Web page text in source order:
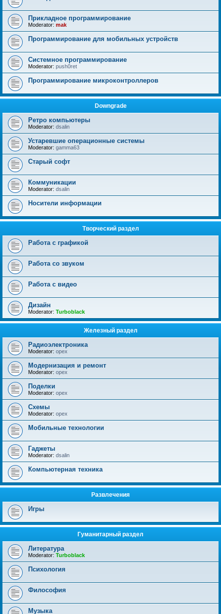
Прикладное программирование
Moderator: mak
Программирование для мобильных устройств
Системное программирование
Moderator: push0ret
Программирование микроконтроллеров
Downgrade
Ретро компьютеры
Moderator: dsalin
Устаревшие операционные системы
Moderator: gamma63
Старый софт
Коммуникации
Moderator: dsalin
Носители информации
Творческий раздел
Работа с графикой
Работа со звуком
Работа с видео
Дизайн
Moderator: Turboblack
Железный раздел
Радиоэлектроника
Moderator: opex
Модернизация и ремонт
Moderator: opex
Поделки
Moderator: opex
Схемы
Moderator: opex
Мобильные технологии
Гаджеты
Moderator: dsalin
Компьютерная техника
Развлечения
Игры
Гуманитарный раздел
Литература
Moderator: Turboblack
Психология
Философия
Музыка